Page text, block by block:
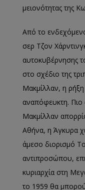
μειονότητας της
Από το
σερ Τζον
αυτοκυβέρνησης
στο σχέδιο της
Μακμίλλαν, η ρήξη
αναπόφευκτη. Πιο
Μακμίλλαν
Αθήνα, η Άγκυρα
άμεσο διορισμό
αντιπροσώπου,
κυριαρχία στη
το 1959 θα